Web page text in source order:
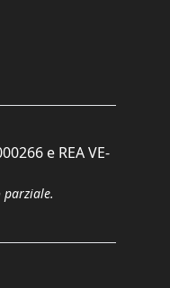
e REA VE-